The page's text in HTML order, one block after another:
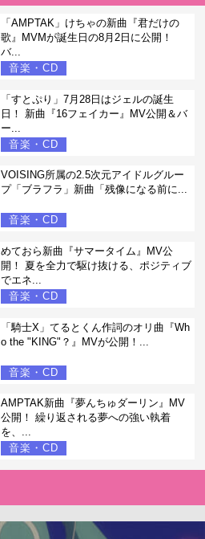
「AMPTAK」けちゃの新曲『君だけの
歌』MVMが誕生日の8月2日に公開！
バ...
音楽・CD
「すとぷり」7月28日はジェルの誕生
日！ 新曲『16フェイカー』MV公開＆バ
ー...
音楽・CD
VOISING所属の2.5次元アイドルグルー
プ「ブラフラ」新曲「残像になる前に...
音楽・CD
めておら新曲『サマータイム』MV公
開！ 夏を全力で駆け抜ける、ポジティブ
でエネ...
音楽・CD
「騎士X」てるとくん作詞のオリ曲『Wh
o the "KING"？』MVが公開！...
音楽・CD
AMPTAK新曲『夢んちゅダーリン』MV
公開！ 繰り返される夢への強い執着
を、...
音楽・CD